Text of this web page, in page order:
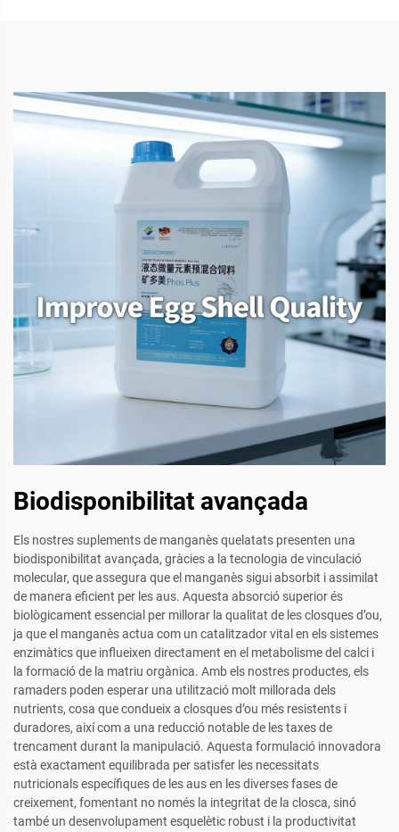
Biodisponibilitat avançada
Els nostres suplements de manganès quelatats presenten una
biodisponibilitat avançada, gràcies a la tecnologia de vinculació
molecular, que assegura que el manganès sigui absorbit i assimilat
de manera eficient per les aus. Aquesta absorció superior és
biològicament essencial per millorar la qualitat de les closques d’ou,
ja que el manganès actua com un catalitzador vital en els sistemes
enzimàtics que influeixen directament en el metabolisme del calci i
la formació de la matriu orgànica. Amb els nostres productes, els
ramaders poden esperar una utilització molt millorada dels
nutrients, cosa que condueix a closques d’ou més resistents i
duradores, així com a una reducció notable de les taxes de
trencament durant la manipulació. Aquesta formulació innovadora
està exactament equilibrada per satisfer les necessitats
nutricionals específiques de les aus en les diverses fases de
creixement, fomentant no només la integritat de la closca, sinó
també un desenvolupament esquelètic robust i la productivitat